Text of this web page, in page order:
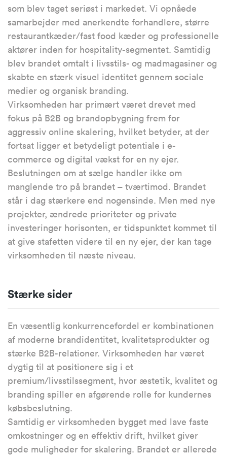
som blev taget seriøst i markedet. Vi opnåede
samarbejder med anerkendte forhandlere, større
restaurantkæder/fast food kæder og professionelle
aktører inden for hospitality-segmentet. Samtidig
blev brandet omtalt i livsstils- og madmagasiner og
skabte en stærk visuel identitet gennem sociale
medier og organisk branding.
Virksomheden har primært været drevet med
fokus på B2B og brandopbygning frem for
aggressiv online skalering, hvilket betyder, at der
fortsat ligger et betydeligt potentiale i e-
commerce og digital vækst for en ny ejer.
Beslutningen om at sælge handler ikke om
manglende tro på brandet – tværtimod. Brandet
står i dag stærkere end nogensinde. Men med nye
projekter, ændrede prioriteter og private
investeringer horisonten, er tidspunktet kommet til
at give stafetten videre til en ny ejer, der kan tage
virksomheden til næste niveau.
Stærke sider
En væsentlig konkurrencefordel er kombinationen
af moderne brandidentitet, kvalitetsprodukter og
stærke B2B-relationer. Virksomheden har været
dygtig til at positionere sig i et
premium/livsstilssegment, hvor æstetik, kvalitet og
branding spiller en afgørende rolle for kundernes
købsbeslutning.
Samtidig er virksomheden bygget med lave faste
omkostninger og en effektiv drift, hvilket giver
gode muligheder for skalering. Brandet er allerede